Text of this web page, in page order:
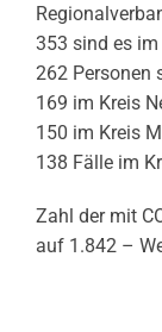
353 sind es
262 Personen
169 im Kreis
150 im Kreis
138 Fälle im
Zahl der mit
auf 1.842 –